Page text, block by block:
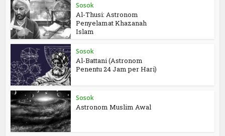
Sosok
Al-Thusi: Astronom
Penyelamat Khazanah
Islam
Sosok
Al-Battani (Astronom
Penentu 24 Jam per Hari)
Sosok
Astronom Muslim Awal